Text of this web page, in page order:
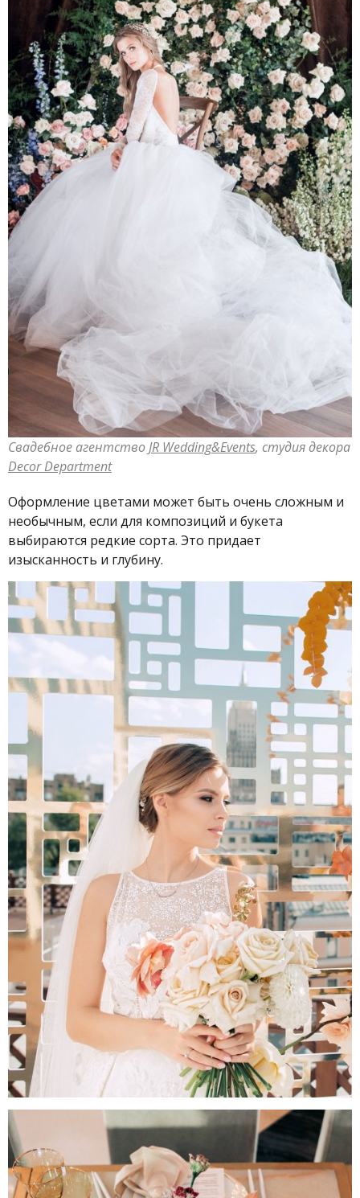
Свадебное агентствоJR Wedding&Events, студия декора
Decor Department
Оформление цветами может быть очень сложным и
необычным, если для композиций и букета
выбираются редкие сорта. Это придает
изысканность и глубину.